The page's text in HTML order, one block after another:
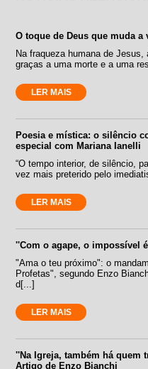
O toque de Deus que muda
Na fraqueza humana de
graças a uma morte e a uma
LER MAIS
Poesia e mística: o silêncio
especial com Mariana Ianelli
“O tempo interior, de silêncio,
vez mais preterido pelo
LER MAIS
''Com o agape, o impossível
"Ama o teu próximo": o
Profetas", segundo Enzo
d[...]
LER MAIS
''Na Igreja, também há quem
Artigo de Enzo Bianchi